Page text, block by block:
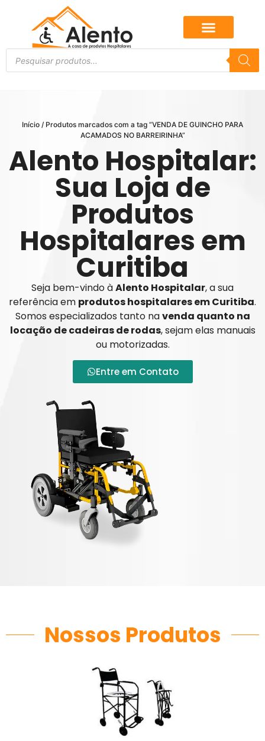
Início / Produtos marcados com a tag “VENDA DE GUINCHO PARA
ACAMADOS NO BARREIRINHA”
Alento Hospitalar:
Sua Loja de
Produtos
Hospitalares em
Curitiba
Seja bem-vindo àAlento Hospitalar, a sua
referência em produtos hospitalares em Curitiba.
Somos especializados tanto navenda quanto na
locação de cadeiras de rodas, sejam elas manuais
ou motorizadas.
Entre em Contato
Nossos Produtos